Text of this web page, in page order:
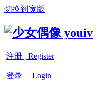
切换到宽版
注册 | Register
登录 | Login